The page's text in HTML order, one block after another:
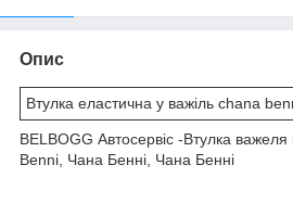
Опис
Втулка еластична у важіль chana
BELBOGG Автосервіс -Втулка
Benni, Чана Бенні, Чана Бенні